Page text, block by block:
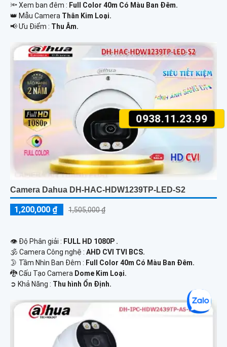
0938.11.23.99
🔦 Xem ban đêm : Full Color 40m Có Màu Ban Đêm.
👑 Mẫu Camera Thân Kim Loại.
️📢 Ưu Điểm : Thu Âm.
Camera Dahua DH-HAC-HDW1239TP-LED-S2
1,200,000 ₫ 1,505,000 ₫
👁 Độ Phân giải : FULL HD 1080P .
🕉️ Camera Công nghệ : AHD CVI TVI BCS.
🌛 Tầm Nhìn Ban Đêm : Full Color 40m Có Màu Ban Đêm.
🐉️ Cấu Tạo Camera Dome Kim Loại.
️➲ Khả Năng : Thu hình Ổn Định.